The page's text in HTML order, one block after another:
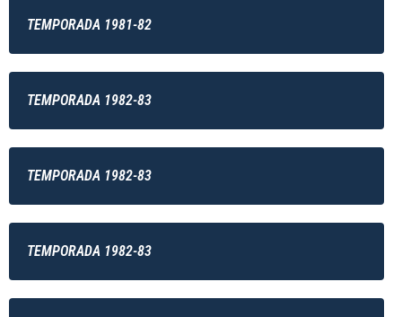
TEMPORADA 1981-82
TEMPORADA 1982-83
TEMPORADA 1982-83
TEMPORADA 1982-83